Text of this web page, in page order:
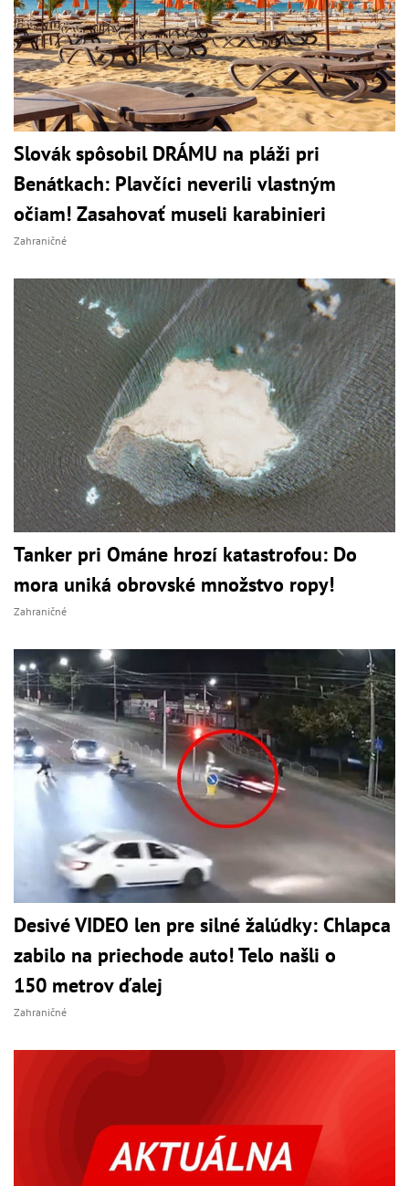
Slovák spôsobil DRÁMU na pláži pri
Benátkach: Plavčíci neverili vlastným
očiam! Zasahovať museli karabinieri
Zahraničné
Tanker pri Ománe hrozí katastrofou: Do
mora uniká obrovské množstvo ropy!
Zahraničné
Desivé VIDEO len pre silné žalúdky: Chlapca
zabilo na priechode auto! Telo našli o
150 metrov ďalej
Zahraničné